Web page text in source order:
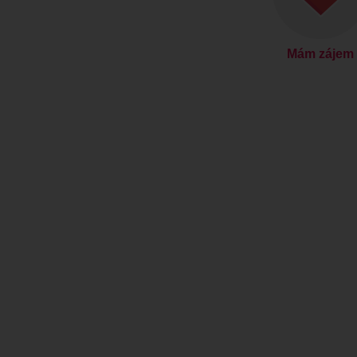
Mám zájem